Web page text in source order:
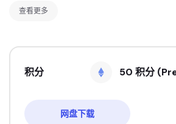
查看更多
积分 50 积分
网盘下载